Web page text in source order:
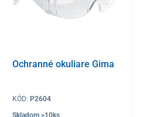
Ochranné okuliare Gima
KÓD: P2604